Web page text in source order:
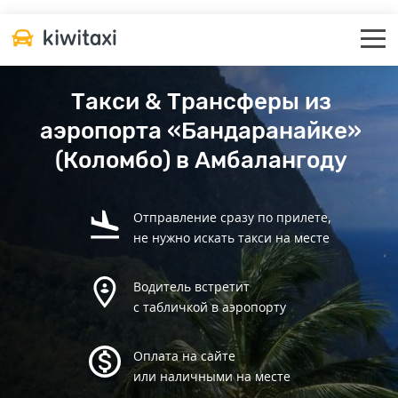
Такси & Трансферы из
аэропорта «Бандаранайке»
(Коломбо) в Амбалангоду
Отправление сразу по прилете,
не нужно искать такси на месте
Водитель встретит
с табличкой в аэропорту
Оплата на сайте
или наличными на месте